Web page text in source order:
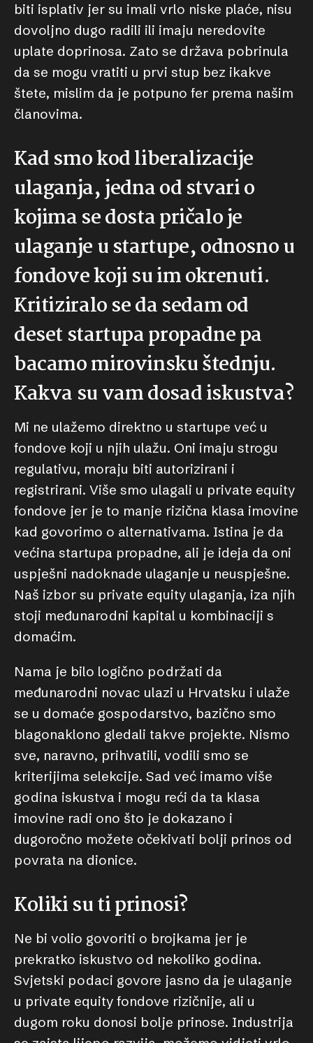
biti isplativ jer su imali vrlo niske plaće, nisu
dovoljno dugo radili ili imaju neredovite
uplate doprinosa. Zato se država pobrinula
da se mogu vratiti u prvi stup bez ikakve
štete, mislim da je potpuno fer prema našim
članovima.
Kad smo kod liberalizacije
ulaganja, jedna od stvari o
kojima se dosta pričalo je
ulaganje u startupe, odnosno u
fondove koji su im okrenuti.
Kritiziralo se da sedam od
deset startupa propadne pa
bacamo mirovinsku štednju.
Kakva su vam dosad iskustva?
Mi ne ulažemo direktno u startupe već u
fondove koji u njih ulažu. Oni imaju strogu
regulativu, moraju biti autorizirani i
registrirani. Više smo ulagali u private equity
fondove jer je to manje rizična klasa imovine
kad govorimo o alternativama. Istina je da
većina startupa propadne, ali je ideja da oni
uspješni nadoknade ulaganje u neuspješne.
Naš izbor su private equity ulaganja, iza njih
stoji međunarodni kapital u kombinaciji s
domaćim.
Nama je bilo logično podržati da
međunarodni novac ulazi u Hrvatsku i ulaže
se u domaće gospodarstvo, bazično smo
blagonaklono gledali takve projekte. Nismo
sve, naravno, prihvatili, vodili smo se
kriterijima selekcije. Sad već imamo više
godina iskustva i mogu reći da ta klasa
imovine radi ono što je dokazano i
dugoročno možete očekivati bolji prinos od
povrata na dionice.
Koliki su ti prinosi?
Ne bi volio govoriti o brojkama jer je
prekratko iskustvo od nekoliko godina.
Svjetski podaci govore jasno da je ulaganje
u private equity fondove rizičnije, ali u
dugom roku donosi bolje prinose. Industrija